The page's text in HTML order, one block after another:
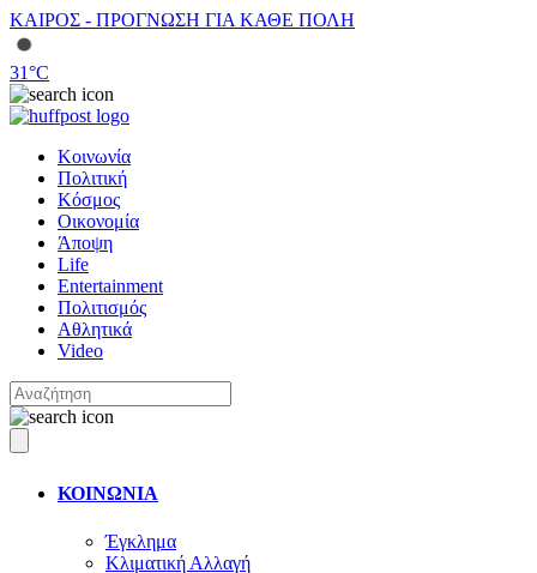
ΚΑΙΡΟΣ - ΠΡΟΓΝΩΣΗ ΓΙΑ ΚΑΘΕ ΠΟΛΗ
31°C
Κοινωνία
Πολιτική
Κόσμος
Οικονομία
Άποψη
Life
Entertainment
Πολιτισμός
Αθλητικά
Video
ΚΟΙΝΩΝΙΑ
Έγκλημα
Κλιματική Αλλαγή